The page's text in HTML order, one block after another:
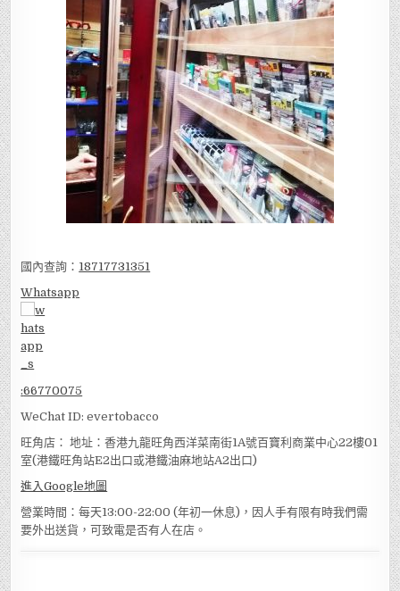
國內查詢： 18717731351
Whatsapp
:66770075
WeChat ID: evertobacco
旺角店： 地址：香港九龍旺角西洋菜南街1A號百寶利商業中心22樓01
室(港鐵旺角站E2出口或港鐵油麻地站A2出口)
進入Google地圖
營業時間：每天13:00-22:00 (年初一休息)，因人手有限有時我們需
要外出送貨，可致電是否有人在店。